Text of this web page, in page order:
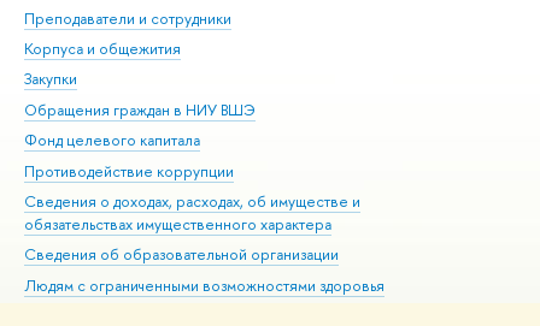
Преподаватели и сотрудники
Корпуса и общежития
Закупки
Обращения граждан в НИУ ВШЭ
Фонд целевого капитала
Противодействие коррупции
Сведения о доходах, расходах, об имуществе и
обязательствах имущественного характера
Сведения об образовательной организации
Людям с ограниченными возможностями здоровья